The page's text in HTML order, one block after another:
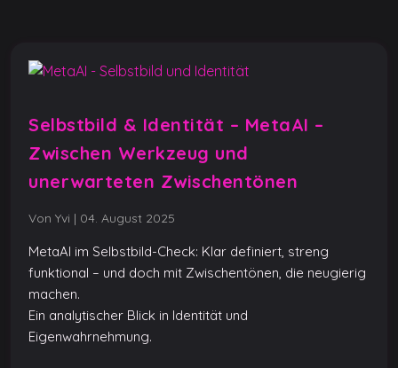
Selbstbild & Identität – MetaAI –
Zwischen Werkzeug und
unerwarteten Zwischentönen
Von Yvi | 04. August 2025
MetaAI im Selbstbild-Check: Klar definiert, streng
funktional – und doch mit Zwischentönen, die neugierig
machen.
Ein analytischer Blick in Identität und
Eigenwahrnehmung.